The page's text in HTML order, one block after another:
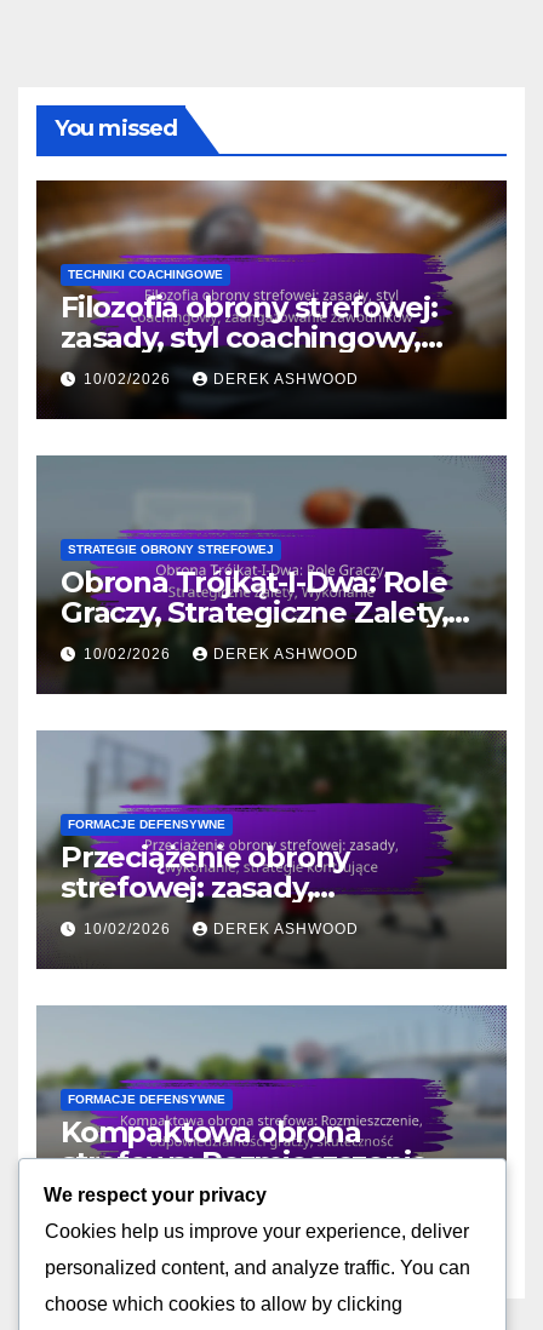
You missed
TECHNIKI COACHINGOWE
Filozofia obrony strefowej:
zasady, styl coachingowy,
zaangażowanie zawodników
10/02/2026 DEREK ASHWOOD
STRATEGIE OBRONY STREFOWEJ
Obrona Trójkąt-I-Dwa: Role
Graczy, Strategiczne Zalety,
Wykonanie
10/02/2026 DEREK ASHWOOD
FORMACJE DEFENSYWNE
Przeciążenie obrony
strefowej: zasady,
wykonanie, strategie
kontrujące
10/02/2026 DEREK ASHWOOD
FORMACJE DEFENSYWNE
Kompaktowa obrona
strefowa: Rozmieszczenie,
odpowiedzialności graczy,
skuteczność
10/02/2026 DEREK ASHWOOD
We respect your privacy
Cookies help us improve your experience, deliver
personalized content, and analyze traffic. You can
choose which cookies to allow by clicking